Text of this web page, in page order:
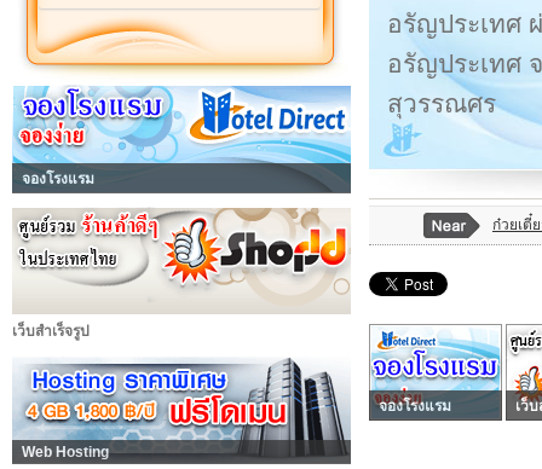
จองโรงแรม
เว็บสำเร็จรูป
Web Hosting
อรัญประเทศ
อรัญประเทศ
สุวรรณศร
ก๋วยเตี๋
จองโรงแรม เว็